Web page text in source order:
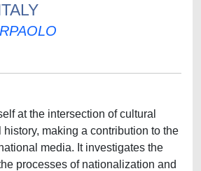
at the intersection of cultural
making a contribution to the
media. It investigates the
processes of nationalization and